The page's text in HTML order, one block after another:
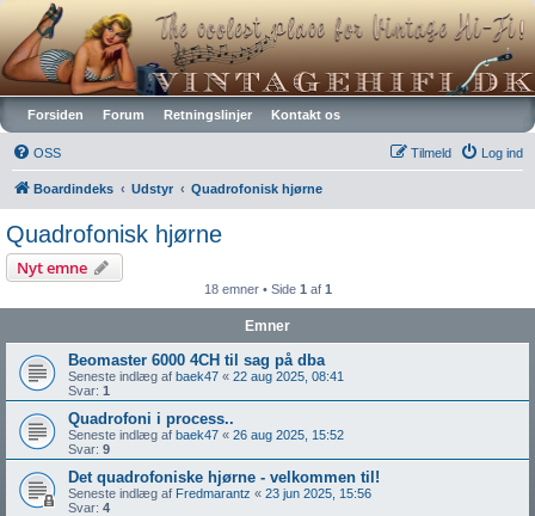
Vintagehifi.dk
Forsiden Forum Retningslinjer Kontakt os
OSS Log ind
Tilmeld
Boardindeks Udstyr Quadrofonisk hjørne
Quadrofonisk hjørne
Nyt emne
18 emner • Side 1 af 1
Emner
Beomaster 6000 4CH til sag på dba
Seneste indlæg af baek47 « 22 aug 2025, 08:41
Svar: 1
Quadrofoni i process..
Seneste indlæg af baek47 « 26 aug 2025, 15:52
Svar: 9
Det quadrofoniske hjørne - velkommen til!
Seneste indlæg af Fredmarantz « 23 jun 2025, 15:56
Svar: 4